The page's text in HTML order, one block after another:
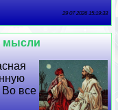
29 07 2026 15:19:33
мысли
Во все